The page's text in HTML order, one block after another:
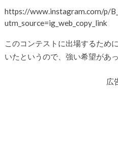
https://www.instagram.com/p/
utm_source=ig_web_copy_link
このコンテストに出場するため
いたというので、強い希望があ
広